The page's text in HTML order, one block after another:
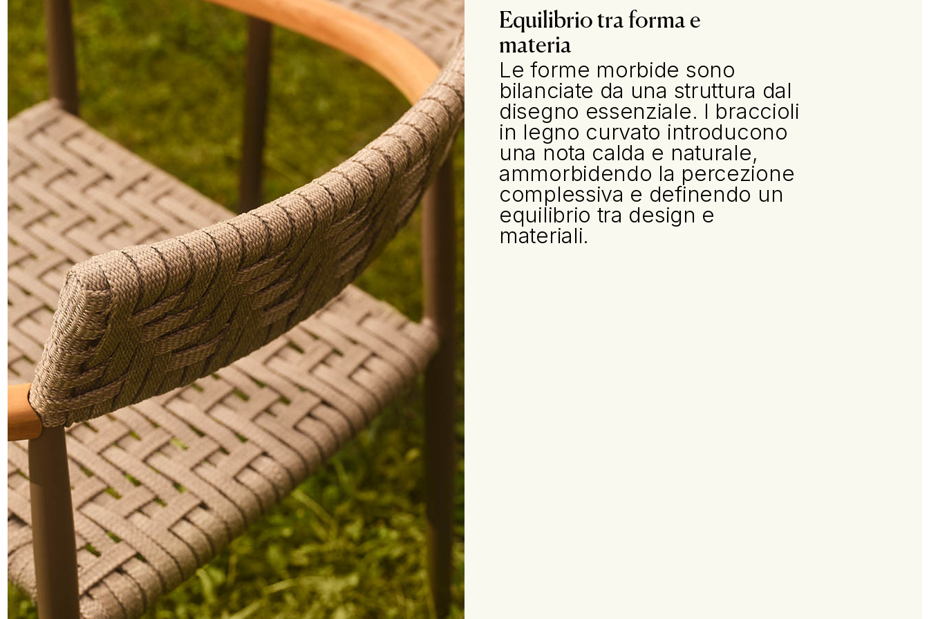
Equilibrio tra forma e
materia
Le forme morbide sono
bilanciate da una struttura dal
disegno essenziale. I braccioli
in legno curvato introducono
una nota calda e naturale,
ammorbidendo la percezione
complessiva e definendo un
equilibrio tra design e
materiali.